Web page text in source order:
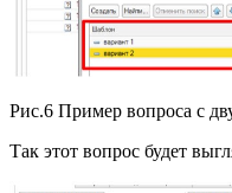
Рис.6 Пример вопроса с
Так этот вопрос будет